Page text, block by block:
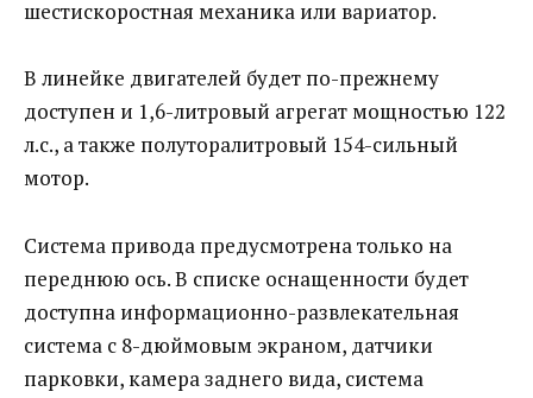
шестискоростная механика или вариатор.
В линейке двигателей будет по-прежнему
доступен и 1,6-литровый агрегат мощностью 122
л.с., а также полуторалитровый 154-сильный
мотор.
Система привода предусмотрена только на
переднюю ось. В списке оснащенности будет
доступна информационно-развлекательная
система с 8-дюймовым экраном, датчики
парковки, камера заднего вида, система